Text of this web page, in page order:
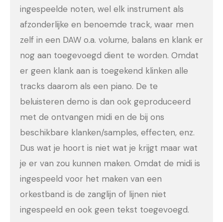
ingespeelde noten, wel elk instrument als
afzonderlijke en benoemde track, waar men
zelf in een DAW o.a. volume, balans en klank er
nog aan toegevoegd dient te worden. Omdat
er geen klank aan is toegekend klinken alle
tracks daarom als een piano. De te
beluisteren demo is dan ook geproduceerd
met de ontvangen midi en de bij ons
beschikbare klanken/samples, effecten, enz.
Dus wat je hoort is niet wat je krijgt maar wat
je er van zou kunnen maken. Omdat de midi is
ingespeeld voor het maken van een
orkestband is de zanglijn of lijnen niet
ingespeeld en ook geen tekst toegevoegd.